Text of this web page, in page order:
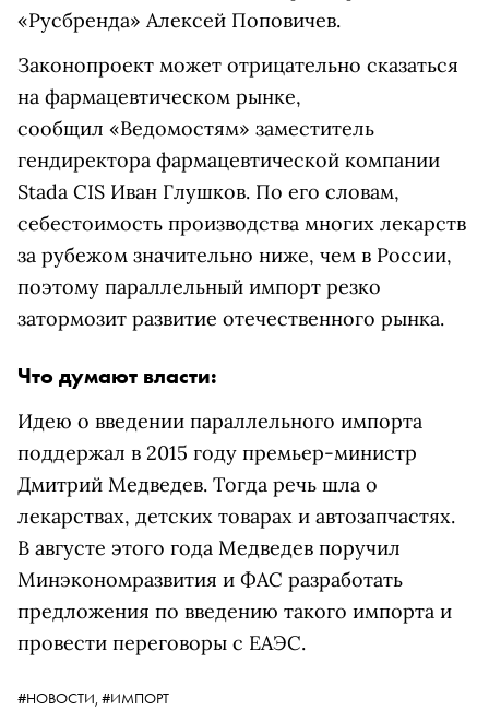
«Русбренда» Алексей Поповичев.
Законопроект может отрицательно сказаться
на фармацевтическом рынке,
сообщил «Ведомостям» заместитель
гендиректора фармацевтической компании
Stada CIS Иван Глушков. По его словам,
себестоимость производства многих лекарств
за рубежом значительно ниже, чем в России,
поэтому параллельный импорт резко
затормозит развитие отечественного рынка.
Что думают власти:
Идею о введении параллельного импорта
поддержал в 2015 году премьер-министр
Дмитрий Медведев. Тогда речь шла о
лекарствах, детских товарах и автозапчастях.
В августе этого года Медведев поручил
Минэкономразвития и ФАС разработать
предложения по введению такого импорта и
провести переговоры с ЕАЭС.
#НОВОСТИ, #ИМПОРТ